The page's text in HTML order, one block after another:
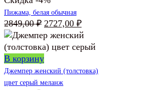
Пижама, белая обычная
2849,00₽ Первоначальная
цена
составляла
2849,00 ₽.
2727,00 ₽Текущая
цена:
2727,00 ₽.
В корзину
Джемпер женский (толстовка)
цвет серый меланж